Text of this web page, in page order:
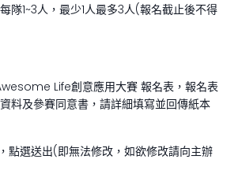
隊1~3人，最少1人最多3人(報名截止後不得
Life創意應用大賽 報名表，報名表
料及參賽同意書，請詳細填寫並回傳紙本
點選送出(即無法修改，如欲修改請向主辦